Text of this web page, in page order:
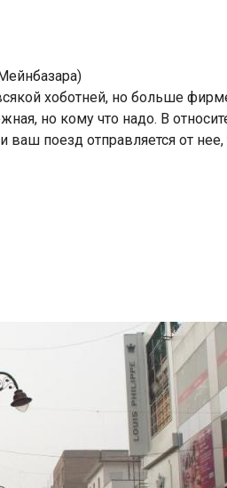
хоботней, но больше
но кому что надо. В
ваш поезд отправляется от